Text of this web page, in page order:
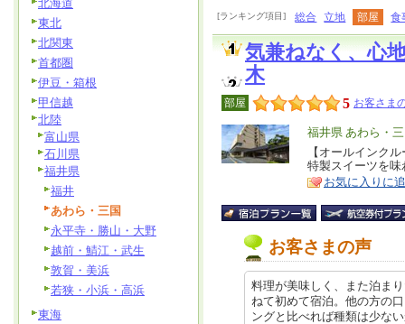
[ランキング項目] 総合 立地 部屋 食
気兼ねなく、
木
部屋 5 お客さま
エ
リ
ア
福井県 あわら・
特
徴
【オールインク
特製スイーツを
お気に入りに
お客さまの声
料理が美味しく、また泊ま
ねて初めて宿泊。他の方の
ングと比べれば種類は少な
北海道
東北
北関東
首都圏
伊豆・箱根
甲信越
北陸
富山県
石川県
福井県
福井
あわら・三国
永平寺・勝山・大野
越前・鯖江・武生
敦賀・美浜
若狭・小浜・高浜
東海